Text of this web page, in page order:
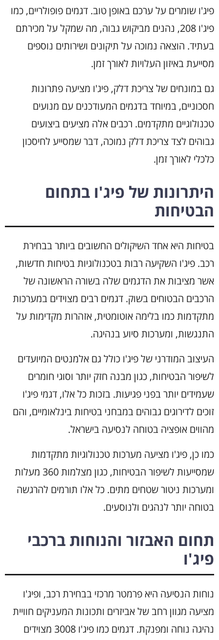
פיג'ו שומרים על ערכם באופן טוב. דגמים פופולריים, כמו
פיג'ו 208, נהנים מביקוש גבוה, מה שמקל על מכירתם
בעתיד. הוצאה נמוכה על תיקונים ושירותים נוספים
מסייעת באיזון העלויות לאורך זמן.
גם במונחים של צריכת דלק, פיג'ו מציעה פתרונות
חסכוניים, במיוחד בדגמים המעודכנים עם מנועים
טכנולוגיים מתקדמים. רכבים אלה מציעים ביצועים
גבוהים לצד צריכת דלק נמוכה, דבר שמסייע לחיסכון
כלכלי לאורך זמן.
היתרונות של פיג'ו בתחום
הבטיחות
בטיחות היא אחד השיקולים החשובים ביותר בבחירת
רכב. פיג'ו השקיעה רבות בטכנולוגיות בטיחות חדשות,
אשר מציבות את הדגמים שלה בשורה הראשונה של
הרכבים הבטוחים בשוק. דגמים רבים מצוידים במערכות
מתקדמות כמו בלימה אוטומטית, אזהרות מקדימות על
התנגשות, ומערכות סיוע בנהיגה.
העיצוב המודרני של פיג'ו כולל גם אלמנטים המיועדים
לשיפור הבטיחות, כגון מבנה חזק יותר וסוגי חומרים
שעמידים יותר בפני פגיעות. בזכות כל אלו, דגמי פיג'ו
זוכים לדירוגים גבוהים במבחני בטיחות בינלאומיים, והם
מהווים אופציה בטוחה לנסיעה בישראל.
כמו כן, פיג'ו מציעה מערכות טכנולוגיות מתקדמות
שמסייעות לשיפור הבטיחות, כגון מצלמות 360 מעלות
ומערכות ניטור שטחים מתים. כל אלו תורמים להרגשה
בטוחה יותר לנהגים ולנוסעים.
תחום האבזור והנוחות ברכבי
פיג'ו
נוחות הנסיעה היא פרמטר מרכזי בבחירת רכב, ופיג'ו
מציעה מגוון רחב של אביזרים ותכונות המעניקים חוויית
נהיגה נוחה ומפנקת. דגמים כמו פיג'ו 3008 מצוידים